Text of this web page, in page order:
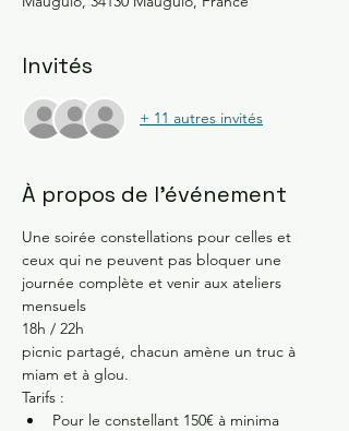
Invités
+ 11 autres invités
À propos de l'événement
Une soirée constellations pour celles et
ceux qui ne peuvent pas bloquer une
journée complète et venir aux ateliers
mensuels
18h / 22h
picnic partagé, chacun amène un truc à
miam et à glou.
Tarifs :
Pour le constellant 150€ à minima